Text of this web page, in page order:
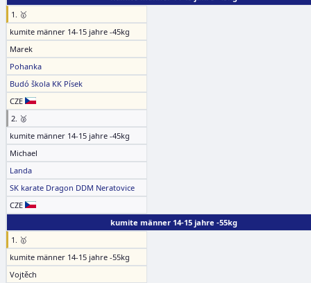
1. 🥇
kumite männer 14-15 jahre -45kg
Marek
Pohanka
Budó škola KK Písek
CZE
2. 🥈
kumite männer 14-15 jahre -45kg
Michael
Landa
SK karate Dragon DDM Neratovice
CZE
kumite männer 14-15 jahre -55kg
1. 🥇
kumite männer 14-15 jahre -55kg
Vojtěch